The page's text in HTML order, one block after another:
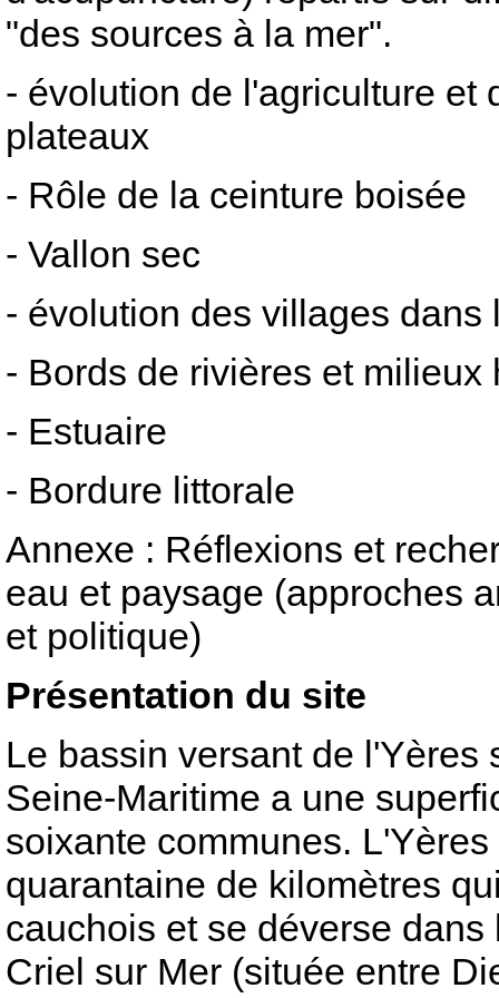
"des sources à la mer".
- évolution de l'agriculture et
plateaux
- Rôle de la ceinture boisée
- Vallon sec
- évolution des villages dans
- Bords de rivières et milieux
- Estuaire
- Bordure littorale
Annexe : Réflexions et
eau et paysage (approches
et politique)
Présentation du site
Le bassin versant de l'Yères
Seine-Maritime a une
soixante communes.
quarantaine de kilomètres
cauchois et se déverse
Criel sur Mer (située entre